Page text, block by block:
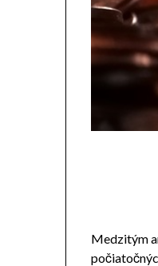
Medzitým